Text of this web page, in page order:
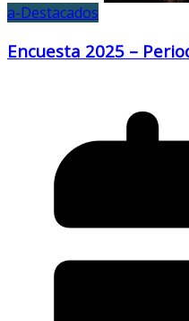
a-Destacados
Encuesta 2025 –